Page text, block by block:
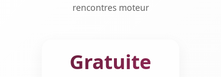
rencontres moteur
Gratuite